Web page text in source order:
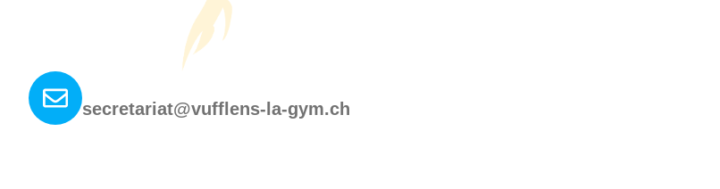
secretariat@vufflens-la-gym.ch